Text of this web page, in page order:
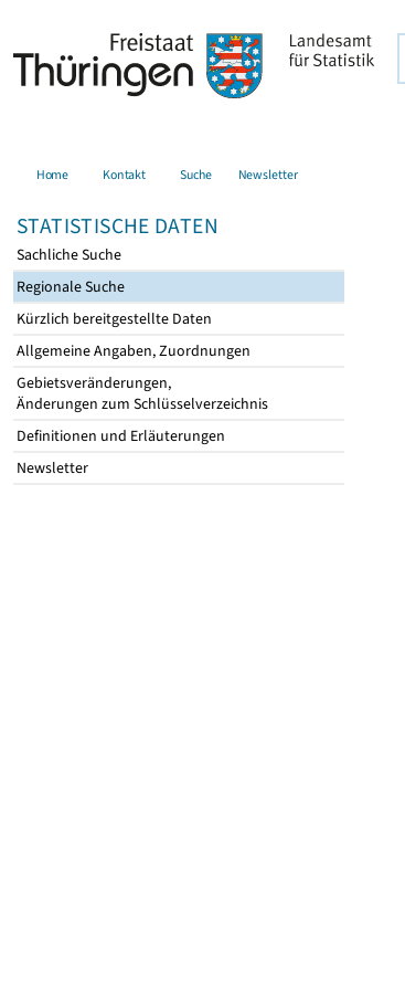
Home Kontakt Suche Newsletter
STATISTISCHE DATEN
Sachliche Suche
Regionale Suche
Kürzlich bereitgestellte Daten
Allgemeine Angaben, Zuordnungen
Gebietsveränderungen,
Änderungen zum Schlüsselverzeichnis
Definitionen und Erläuterungen
Newsletter